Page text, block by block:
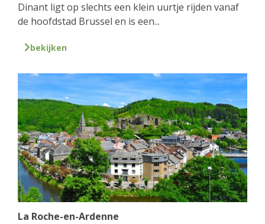
Dinant ligt op slechts een klein uurtje rijden vanaf
de hoofdstad Brussel en is een...
bekijken
La Roche-en-Ardenne